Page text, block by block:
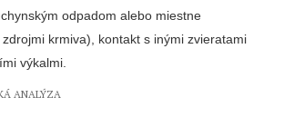
odpadom alebo miestne
krmiva), kontakt s inými zvieratami
výkalmi.
ANALÝZA